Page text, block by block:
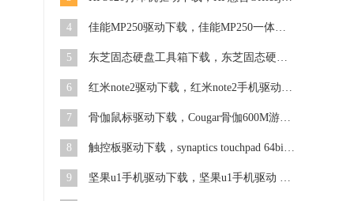
4 佳能MP250驱动下载，佳能MP250一体机驱动 v2016 官方最新版
5 东芝固态硬盘工具箱下载，东芝固态硬盘工具箱 v3.00 最新版
6 红米note2驱动下载，红米note2手机驱动 官方版
7 骨伽鼠标驱动下载，Cougar骨伽600M游戏鼠标驱动 v1.08 官方版
8 触控板驱动下载，synaptics touchpad 64bit v19.0.17.27 最新版
9 坚果u1手机驱动下载，坚果u1手机驱动 官方版